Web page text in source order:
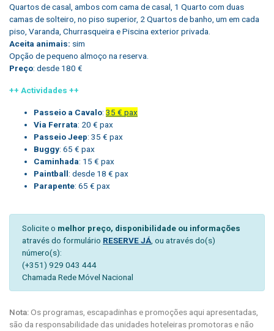
Quartos de casal, ambos com cama de casal, 1 Quarto com duas
camas de solteiro, no piso superior, 2 Quartos de banho, um em cada
piso, Varanda, Churrasqueira e Piscina exterior privada.
Aceita animais: sim
Opção de pequeno almoço na reserva.
Preço: desde 180 €
++ Actividades ++
Passeio a Cavalo: 35 € pax
Via Ferrata: 20 € pax
Passeio Jeep: 35 € pax
Buggy: 65 € pax
Caminhada: 15 € pax
Paintball: desde 18 € pax
Parapente: 65 € pax
Solicite o melhor preço, disponibilidade ou informações
através do formulário RESERVE JÁ , ou através do(s)
número(s):
(+351) 929 043 444
Chamada Rede Móvel Nacional
Nota:Os programas, escapadinhas e promoções aqui apresentadas,
são da responsabilidade das unidades hoteleiras promotoras e não